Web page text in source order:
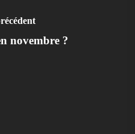
novembre ?